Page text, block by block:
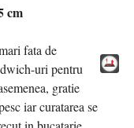
cm
fata de
uri pentru
gratie
iar curatarea se